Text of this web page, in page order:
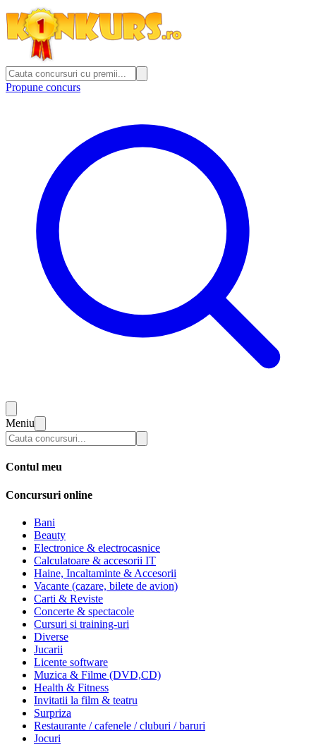
Propune concurs
Meniu
Contul meu
Concursuri online
Bani
Beauty
Electronice & electrocasnice
Calculatoare & accesorii IT
Haine, Incaltaminte & Accesorii
Vacante (cazare, bilete de avion)
Carti & Reviste
Concerte & spectacole
Cursuri si training-uri
Diverse
Jucarii
Licente software
Muzica & Filme (DVD,CD)
Health & Fitness
Invitatii la film & teatru
Surpriza
Restaurante / cafenele / cluburi / baruri
Jocuri